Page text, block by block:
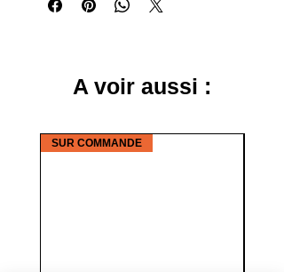
A voir aussi :
SUR COMMANDE